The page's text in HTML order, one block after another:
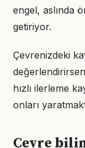
engel, aslında
getiriyor.
Çevrenizdeki
hızlı ilerleme
onları
Çevre